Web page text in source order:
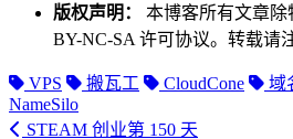
版权声明： 本博客所有文章除
BY-NC-SA 许可协议。转载请
VPS 搬瓦工 CloudCone 域
NameSilo
STEAM 创业第 150 天